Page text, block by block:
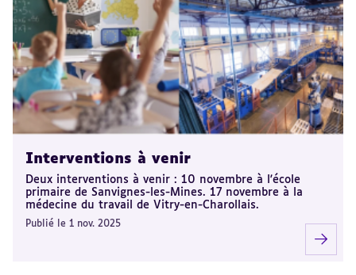
Interventions à venir
Deux interventions à venir : 10 novembre à l'école
primaire de Sanvignes-les-Mines. 17 novembre à la
médecine du travail de Vitry-en-Charollais.
Publié le 1 nov. 2025